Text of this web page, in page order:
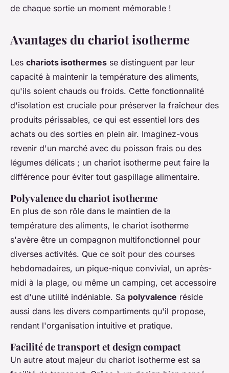
de chaque sortie un moment mémorable !
Avantages du chariot isotherme
Les chariots isothermes se distinguent par leur
capacité à maintenir la température des aliments,
qu'ils soient chauds ou froids. Cette fonctionnalité
d'isolation est cruciale pour préserver la fraîcheur des
produits périssables, ce qui est essentiel lors des
achats ou des sorties en plein air. Imaginez-vous
revenir d'un marché avec du poisson frais ou des
légumes délicats ; un chariot isotherme peut faire la
différence pour éviter tout gaspillage alimentaire.
Polyvalence du chariot isotherme
En plus de son rôle dans le maintien de la
température des aliments, le chariot isotherme
s'avère être un compagnon multifonctionnel pour
diverses activités. Que ce soit pour des courses
hebdomadaires, un pique-nique convivial, un après-
midi à la plage, ou même un camping, cet accessoire
est d'une utilité indéniable. Sa polyvalence réside
aussi dans les divers compartiments qu'il propose,
rendant l'organisation intuitive et pratique.
Facilité de transport et design compact
Un autre atout majeur du chariot isotherme est sa